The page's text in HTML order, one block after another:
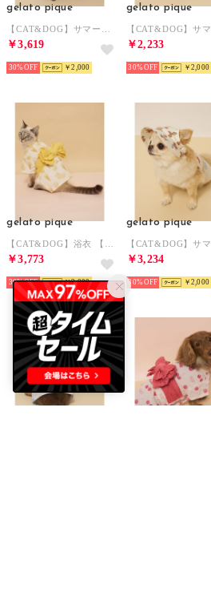
gelato pique
￥3,619
30% ￥2,000
gelato pique
￥2,233
30% ￥2,000
gelato pique
￥3,773
30% ￥2,000
gelato pique
￥3,234
30% ￥2,000